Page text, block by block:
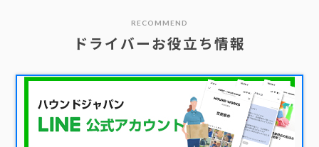
RECOMMEND
ドライバーお役立ち情報